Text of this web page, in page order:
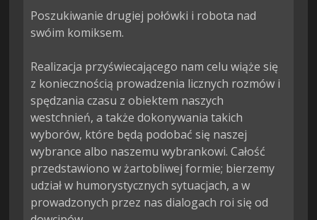
Poszukiwanie drugiej połówki i robota nad
swóim komiksem.
Realizacja przyświecającego nam celu wiąże się
z koniecznością prowadzenia licznych rozmów i
spędzania czasu z obiektem naszych
westchnień, a także dokonywania takich
wyborów, które będą podobać się naszej
wybrance albo naszemu wybrankowi. Całość
przedstawiono w żartobliwej formie; bierzemy
udział w humorystycznych sytuacjach, a w
prowadzonych przez nas dialogach roi się od